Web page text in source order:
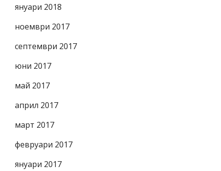
януари 2018
ноември 2017
септември 2017
юни 2017
май 2017
април 2017
март 2017
февруари 2017
януари 2017